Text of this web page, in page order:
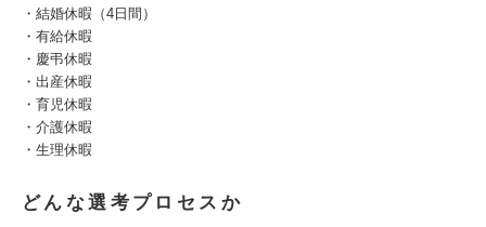
・結婚休暇（4日間）
・有給休暇
・慶弔休暇
・出産休暇
・育児休暇
・介護休暇
・生理休暇
どんな選考プロセスか